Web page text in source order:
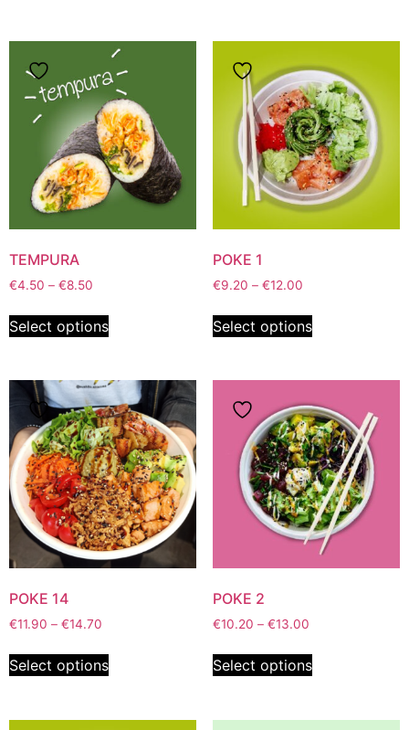
TEMPURA
€4.50 – €8.50
Select options
POKE 1
€9.20 – €12.00
Select options
POKE 14
€11.90 – €14.70
Select options
POKE 2
€10.20 – €13.00
Select options